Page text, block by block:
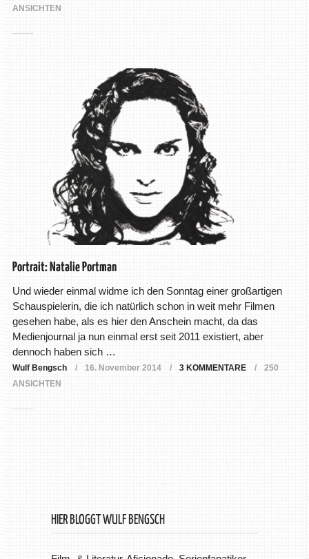
ANSICHTEN
Portrait: Natalie Portman
Und wieder einmal widme ich den Sonntag einer großartigen
Schauspielerin, die ich natürlich schon in weit mehr Filmen
gesehen habe, als es hier den Anschein macht, da das
Medienjournal ja nun einmal erst seit 2011 existiert, aber
dennoch haben sich …
Wulf Bengsch 16. November 2014 3 KOMMENTARE
250
ANSICHTEN
HIER BLOGGT WULF BENGSCH